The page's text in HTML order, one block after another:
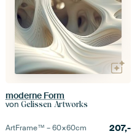
moderne Form
von Gelissen Artworks
ArtFrame™ –60×60cm 207,-